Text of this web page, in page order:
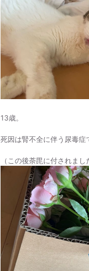
13歳。
死因は腎不全に伴う尿毒症
（この後荼毘に付されまし